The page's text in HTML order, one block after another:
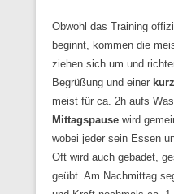
Obwohl das Training
beginnt, kommen die
ziehen sich um und
Begrüßung und einer
meist für ca. 2h aufs
Mittagspause wird
wobei jeder sein Essen
Oft wird auch gebadet,
geübt. Am Nachmittag